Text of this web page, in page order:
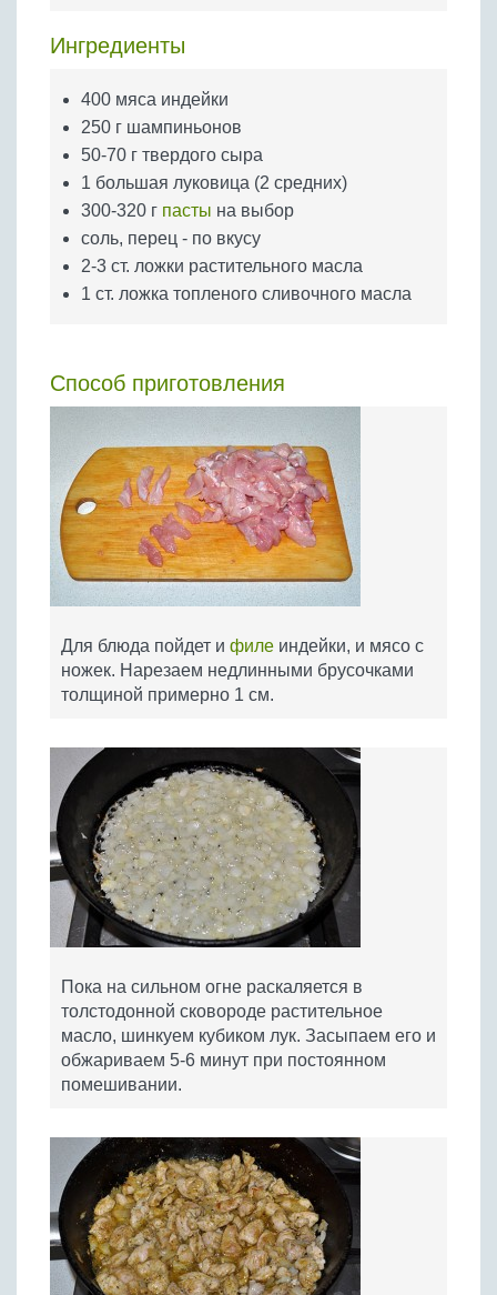
Яйца
Ингредиенты
400 мяса индейки
250 г шампиньонов
50-70 г твердого сыра
1 большая луковица (2 средних)
300-320 г пасты на выбор
соль, перец - по вкусу
2-3 ст. ложки растительного масла
1 ст. ложка топленого сливочного масла
Способ приготовления
Для блюда пойдет и филе индейки, и мясо с
ножек. Нарезаем недлинными брусочками
толщиной примерно 1 см.
Пока на сильном огне раскаляется в
толстодонной сковороде растительное
масло, шинкуем кубиком лук. Засыпаем его и
обжариваем 5-6 минут при постоянном
помешивании.